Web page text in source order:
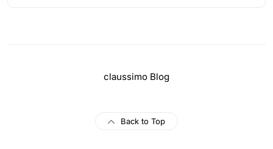
claussimo Blog
Back to Top